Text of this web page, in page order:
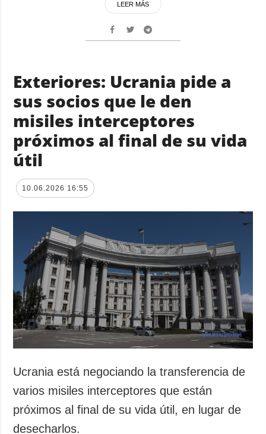
LEER MÁS
Exteriores: Ucrania pide a
sus socios que le den
misiles interceptores
próximos al final de su vida
útil
10.06.2026 16:55
Ucrania está negociando la transferencia de
varios misiles interceptores que están
próximos al final de su vida útil, en lugar de
desecharlos.